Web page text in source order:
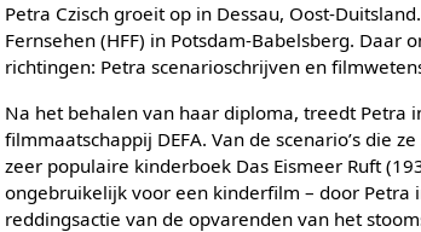
Petra Czisch groeit op in Dessau, Oost-
Fernsehen (HFF) in Potsdam-Babelsberg. Daar
richtingen: Petra scenarioschrijven en
Na het behalen van haar diploma, treedt Petra
filmmaatschappij DEFA. Van de scenario’s die
zeer populaire kinderboek Das Eismeer Ruft
ongebruikelijk voor een kinderfilm – door
reddingsactie van de opvarenden van het